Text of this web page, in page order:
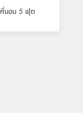
ที่นอน 5 ฟุต